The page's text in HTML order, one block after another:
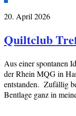
20. April 2026
Quiltclub
Aus einer spontanen
der Rhein MQG in
entstanden. Zufällig
Bentlage ganz in